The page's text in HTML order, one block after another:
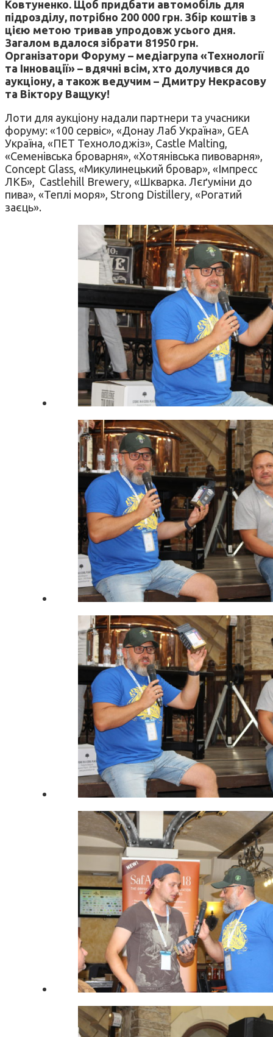
Ковтуненко. Щоб придбати автомобіль для
підрозділу, потрібно 200 000 грн. Збір коштів з
цією метою тривав упродовж усього дня.
Загалом вдалося зібрати 81950 грн.
Організатори Форуму – медіагрупа «Технології
та Інновації» – вдячні всім, хто долучився до
аукціону, а також ведучим – Дмитру Некрасову
та Віктору Ващуку!
Лоти для аукціону надали партнери та учасники
форуму: «100 сервіс», «Донау Лаб Україна», GEA
Україна, «ПЕТ Технолоджіз», Castle Malting,
«Семенівська броварня», «Хотянівська пивоварня»,
Concept Glass, «Микулинецький бровар», «Імпресс
ЛКБ», Castlehill Brewery, «Шкварка. Лєґуміни до
пива», «Теплі моря», Strong Distillery, «Рогатий
заєць».